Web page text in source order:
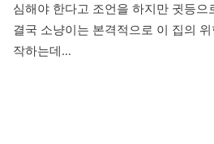
심해야 한다고 조언을 하지만 귓등으
결국 소냥이는 본격적으로 이 집의
작하는데…